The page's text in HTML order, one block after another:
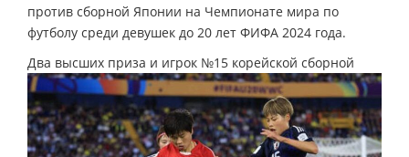
против сборной Японии на Чемпионате мира по
футболу среди девушек до 20 лет ФИФА 2024 года.
Два высших приза и игрок №15 корейской сборной